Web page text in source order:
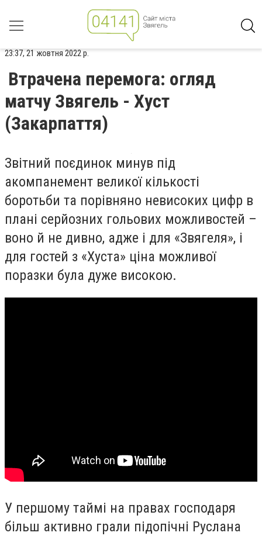
23:37, 21 жовтня 2022 р.
Втрачена перемога: огляд
матчу Звягель - Хуст
(Закарпаття)
Звітний поєдинок минув під
акомпанемент великої кількості
боротьби та порівняно невисоких цифр в
плані серйозних гольових можливостей –
воно й не дивно, адже і для «Звягеля», і
для гостей з «Хуста» ціна можливої
поразки була дуже високою.
У першому таймі на правах господаря
більш активно грали підопічні Руслана